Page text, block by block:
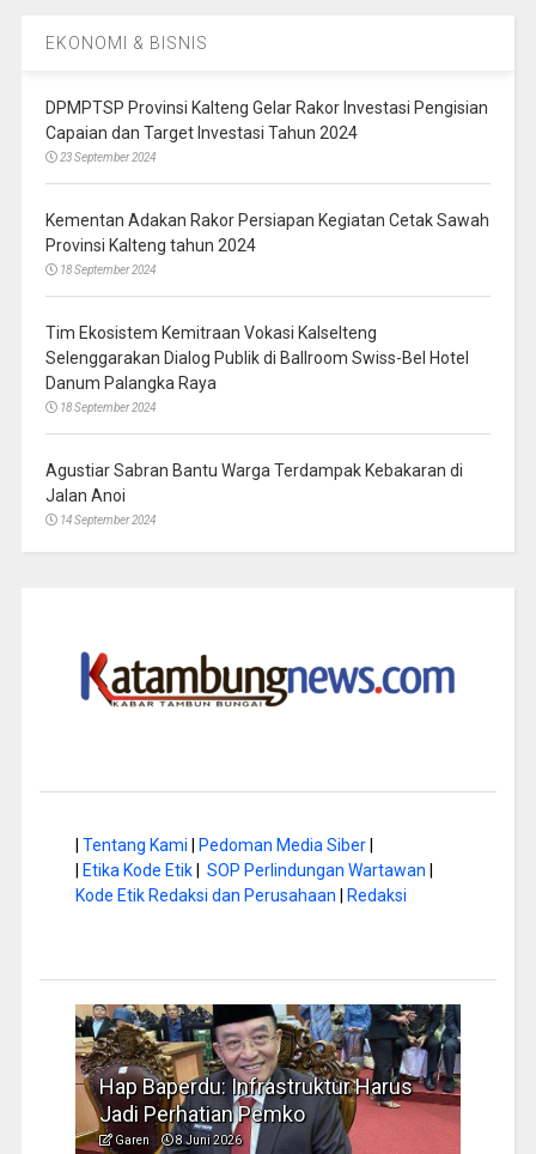
EKONOMI & BISNIS
DPMPTSP Provinsi Kalteng Gelar Rakor Investasi Pengisian
Capaian dan Target Investasi Tahun 2024
23 September 2024
Kementan Adakan Rakor Persiapan Kegiatan Cetak Sawah
Provinsi Kalteng tahun 2024
18 September 2024
Tim Ekosistem Kemitraan Vokasi Kalselteng
Selenggarakan Dialog Publik di Ballroom Swiss-Bel Hotel
Danum Palangka Raya
18 September 2024
Agustiar Sabran Bantu Warga Terdampak Kebakaran di
Jalan Anoi
14 September 2024
Tentang Kami Pedoman Media Siber|
Etika Kode Etik| SOP Perlindungan Wartawan
Kode Etik Redaksi dan Perusahaan
Redaksi
Musim Kemarau, DPRD Dorong
Pengelolaan Sampah yang Aman
Garen 6 Juni 2026